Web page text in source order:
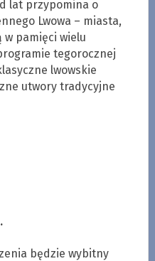
lat przypomina o
Lwowa – miasta,
w pamięci wielu
tegorocznej
lwowskie
utwory tradycyjne
będzie wybitny